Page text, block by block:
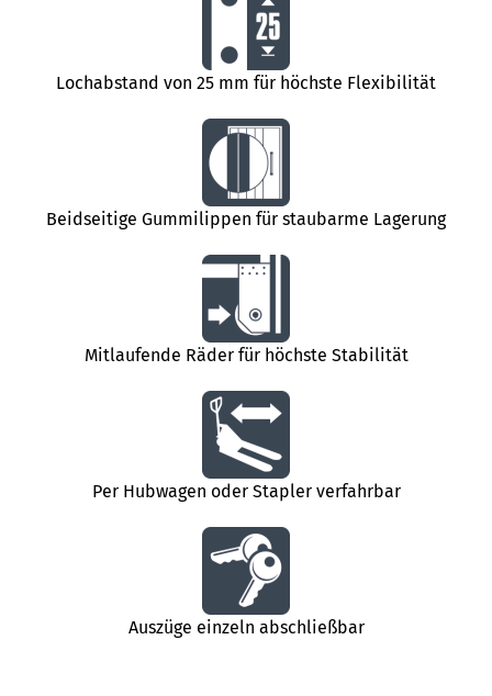
Lochabstand von 25 mm für höchste Flexibilität
Beidseitige Gummilippen für staubarme Lagerung
Mitlaufende Räder für höchste Stabilität
Per Hubwagen oder Stapler verfahrbar
Auszüge einzeln abschließbar